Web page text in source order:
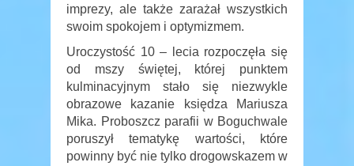
imprezy, ale także zarażał wszystkich
swoim spokojem i optymizmem.
Uroczystość 10 – lecia rozpoczęła się
od mszy świętej, której punktem
kulminacyjnym stało się niezwykle
obrazowe kazanie księdza Mariusza
Mika. Proboszcz parafii w Boguchwale
poruszył tematykę wartości, które
powinny być nie tylko drogowskazem w